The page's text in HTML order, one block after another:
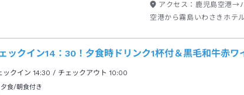
アクセス： 鹿児島空港→
空港から霧島いわさきホテ
ックイン14：30！夕食時ドリンク1杯付＆黒毛和牛赤ワ
ックイン14:30 / チェックアウト 10:00
夕食/朝食付き